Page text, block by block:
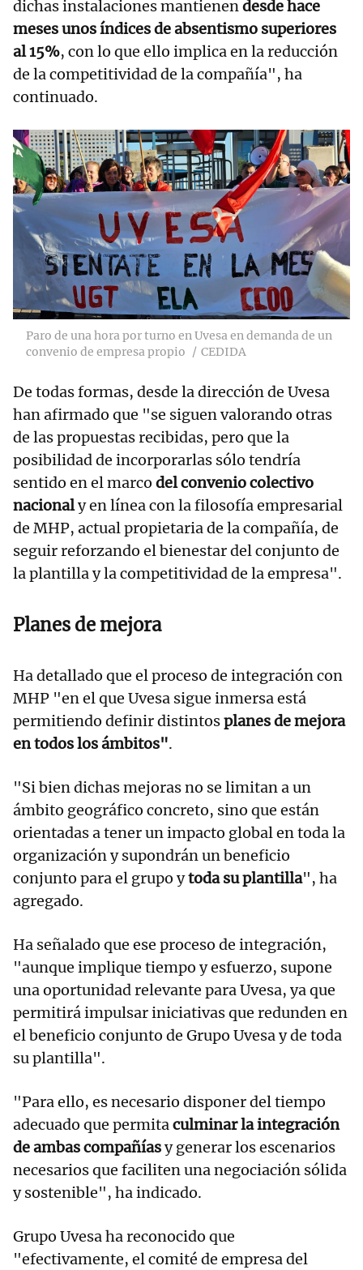
dichas instalaciones mantienendesde hace
meses unos índices de absentismo superiores
al 15%, con lo que ello implica en la reducción
de la competitividad de la compañía", ha
continuado.
Paro de una hora por turno en Uvesa en demanda de un
convenio de empresa propio
CEDIDA
De todas formas, desde la dirección de Uvesa
han afirmado que "se siguen valorando otras
de las propuestas recibidas, pero que la
posibilidad de incorporarlas sólo tendría
sentido en el marco del convenio colectivo
nacionaly en línea con la filosofía empresarial
de MHP, actual propietaria de la compañía, de
seguir reforzando el bienestar del conjunto de
la plantilla y la competitividad de la empresa".
Planes de mejora
Ha detallado que el proceso de integración con
MHP "en el que Uvesa sigue inmersa está
permitiendo definir distintosplanes de mejora
en todos los ámbitos".
"Si bien dichas mejoras no se limitan a un
ámbito geográfico concreto, sino que están
orientadas a tener un impacto global en toda la
organización y supondrán un beneficio
conjunto para el grupo ytoda su plantilla", ha
agregado.
Ha señalado que ese proceso de integración,
"aunque implique tiempo y esfuerzo, supone
una oportunidad relevante para Uvesa, ya que
permitirá impulsar iniciativas que redunden en
el beneficio conjunto de Grupo Uvesa y de toda
su plantilla".
"Para ello, es necesario disponer del tiempo
adecuado que permitaculminar la integración
de ambas compañíasy generar los escenarios
necesarios que faciliten una negociación sólida
y sostenible", ha indicado.
Grupo Uvesa ha reconocido que
"efectivamente, el comité de empresa del